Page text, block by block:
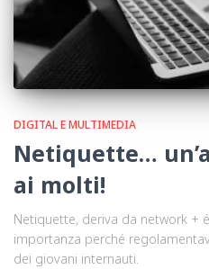
DIGITAL E MULTIMEDIA
Netiquette…
ai molti!
Netiquette, deriva da network +
importanza perché
dei giovani internauti.